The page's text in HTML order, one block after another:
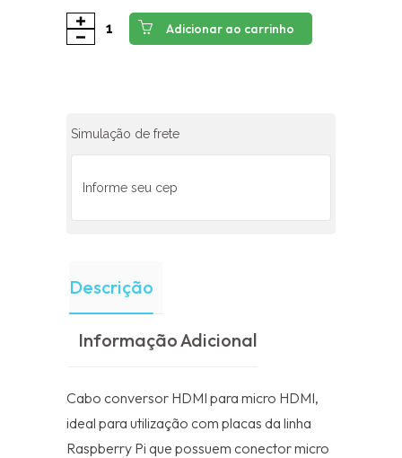
Adicionar ao carrinho
Simulação de frete
Descrição
Informação Adicional
Cabo conversor HDMI para micro HDMI,
ideal para utilização com placas da linha
Raspberry Pi que possuem conector micro